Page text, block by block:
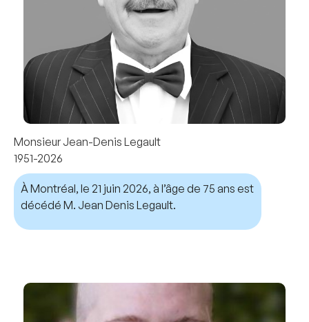
Monsieur Jean-Denis Legault
1951-2026
À Montréal, le 21 juin 2026, à l’âge de 75 ans est
décédé M. Jean Denis Legault.